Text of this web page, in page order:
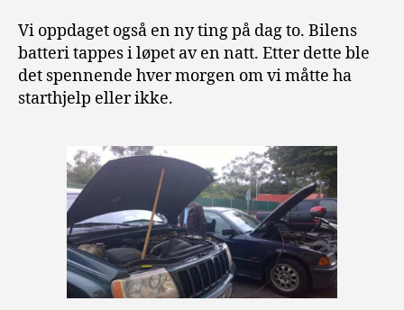
Vi oppdaget også en ny ting på dag to. Bilens
batteri tappes i løpet av en natt. Etter dette ble
det spennende hver morgen om vi måtte ha
starthjelp eller ikke.